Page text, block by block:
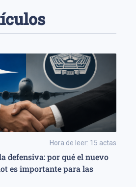
Hora de leer: 15 actas
defensiva: por qué el nuevo
es importante para las